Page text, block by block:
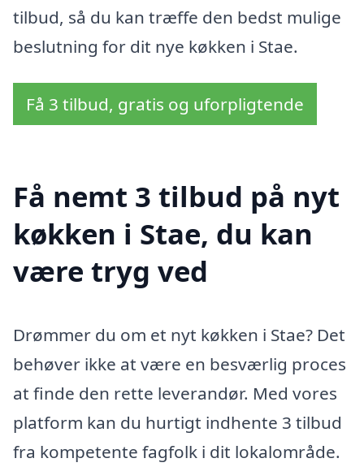
tilbud, så du kan træffe den bedst mulige
beslutning for dit nye køkken i Stae.
Få 3 tilbud, gratis og uforpligtende
Få nemt 3 tilbud på nyt
køkken i Stae, du kan
være tryg ved
Drømmer du om et nyt køkken i Stae? Det
behøver ikke at være en besværlig proces
at finde den rette leverandør. Med vores
platform kan du hurtigt indhente 3 tilbud
fra kompetente fagfolk i dit lokalområde.